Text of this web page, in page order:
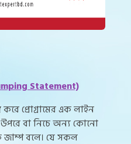
Statement)
প্রোগ্রামের এক লাইন
উপরে বা নিচে অন্য কোনো
বলে। যে সকল